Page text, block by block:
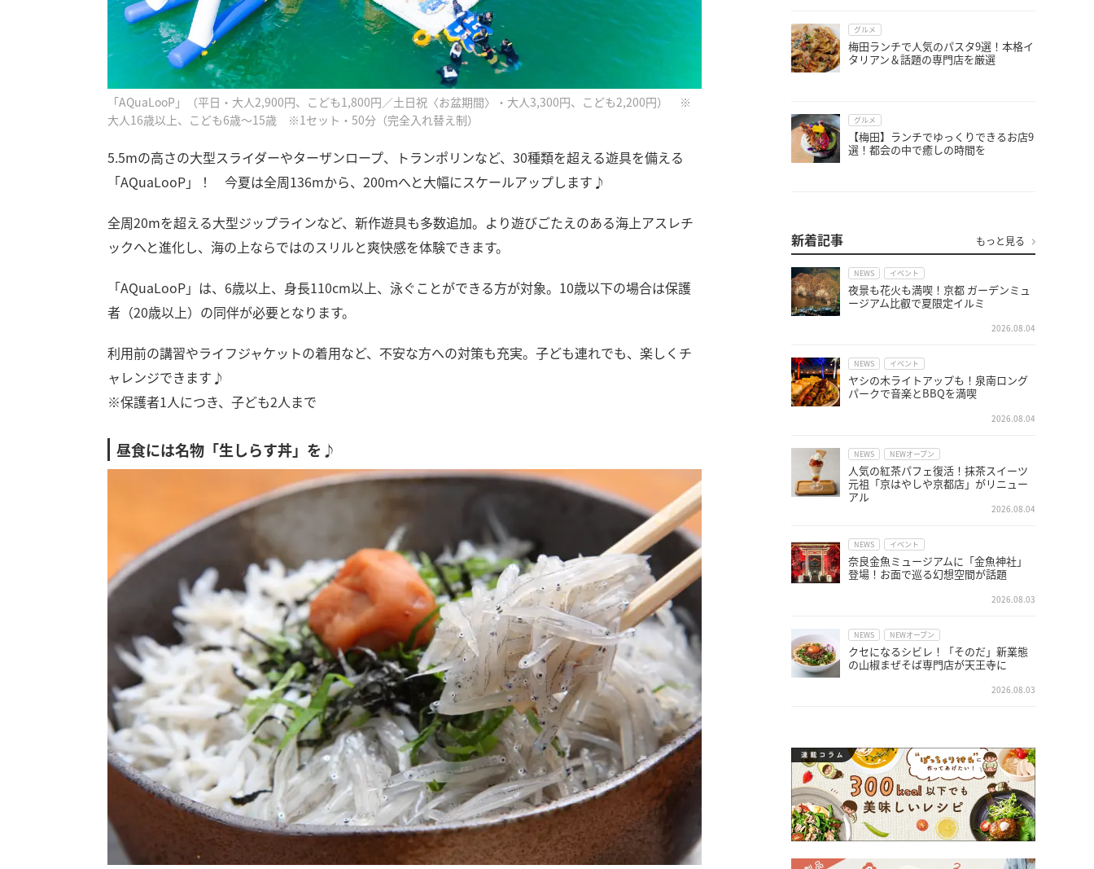
「AQuaLooP」（平日・大人2,900円、こども1,800円／土日祝〈お盆期間〉・大人3,300円、こども2,200円） ※
大人16歳以上、こども6歳～15歳 ※1セット・50分（完全入れ替え制）
5.5mの高さの大型スライダーやターザンロープ、トランポリンなど、30種類を超える遊具を備える
「AQuaLooP」！ 今夏は全周136mから、200ｍへと大幅にスケールアップします♪
全周20mを超える大型ジップラインなど、新作遊具も多数追加。より遊びごたえのある海上アスレチ
ックへと進化し、海の上ならではのスリルと爽快感を体験できます。
「AQuaLooP」は、6歳以上、身長110cm以上、泳ぐことができる方が対象。10歳以下の場合は保護
者（20歳以上）の同伴が必要となります。
利用前の講習やライフジャケットの着用など、不安な方への対策も充実。子ども連れでも、楽しくチ
ャレンジできます♪
※保護者1人につき、子ども2人まで
昼食には名物「生しらす丼」を♪
グルメ
梅田ランチで人気のパスタ9選！本格イ
タリアン＆話題の専門店を厳選
グルメ
【梅田】ランチでゆっくりできるお店9
選！都会の中で癒しの時間を
新着記事 もっと見る
NEWS イベント
夜景も花火も満喫！京都 ガーデンミュ
ージアム比叡で夏限定イルミ
2026.08.04
NEWS イベント
ヤシの木ライトアップも！泉南ロング
パークで音楽とBBQを満喫
2026.08.04
NEWS NEWオープン
人気の紅茶パフェ復活！抹茶スイーツ
元祖「京はやしや京都店」がリニュー
アル
2026.08.04
NEWS イベント
奈良金魚ミュージアムに「金魚神社」
登場！お面で巡る幻想空間が話題
2026.08.03
NEWS NEWオープン
クセになるシビレ！「そのだ」新業態
の山椒まぜそば専門店が天王寺に
2026.08.03